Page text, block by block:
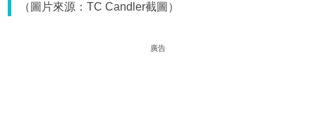
（圖片來源：TC Candler截圖）
廣告